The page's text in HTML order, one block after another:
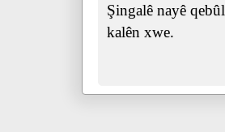
Şingalê nayê
kalên xwe.